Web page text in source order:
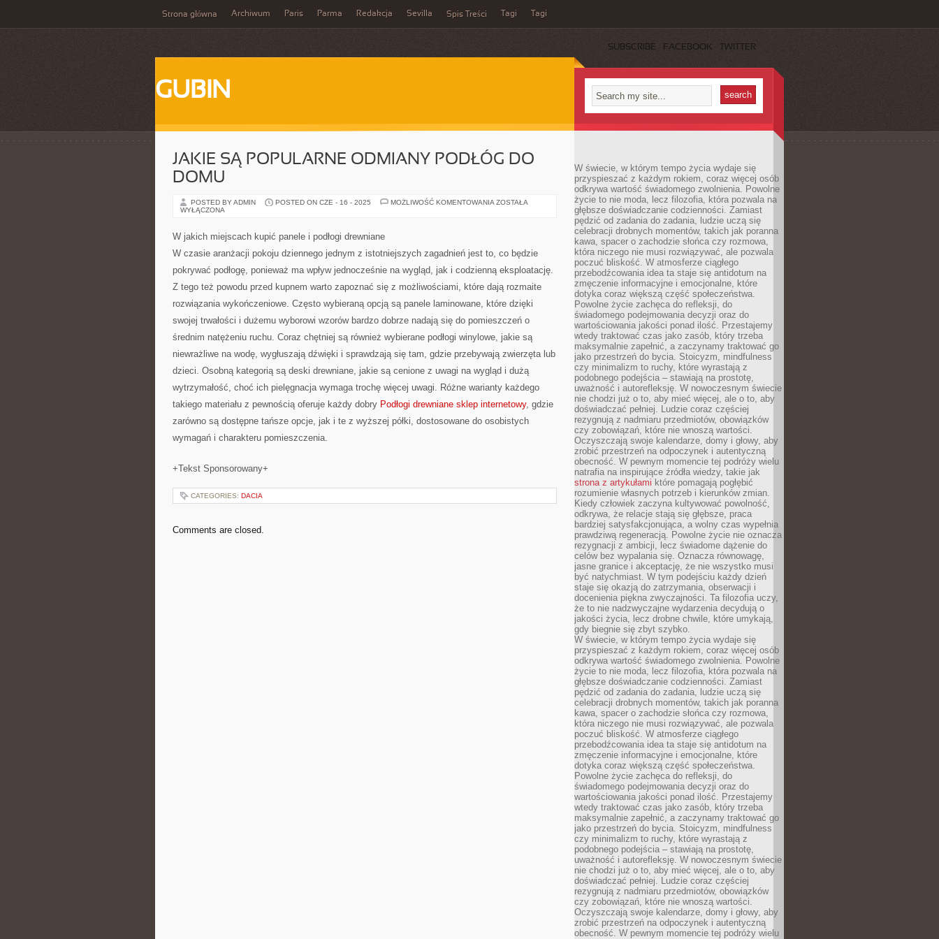
Strona główna Archiwum Paris Parma Redakcja Sevilla Spis Treści Tagi Tagi
SUBSCRIBE FACEBOOK TWITTER
GUBIN
JAKIE SĄ POPULARNE ODMIANY PODŁÓG DO
DOMU
POSTED BY ADMIN POSTED ON CZE - 16 - 2025 MOŻLIWOŚĆ KOMENTOWANIA JAKIE
ZOSTAŁA
WYŁĄCZONA
W jakich miejscach kupić panele i podłogi drewniane
W czasie aranżacji pokoju dziennego jednym z istotniejszych zagadnień jest to, co będzie
pokrywać podłogę, ponieważ ma wpływ jednocześnie na wygląd, jak i codzienną eksploatację.
Z tego też powodu przed kupnem warto zapoznać się z możliwościami, które dają rozmaite
rozwiązania wykończeniowe. Często wybieraną opcją są panele laminowane, które dzięki
swojej trwałości i dużemu wyborowi wzorów bardzo dobrze nadają się do pomieszczeń o
średnim natężeniu ruchu. Coraz chętniej są również wybierane podłogi winylowe, jakie są
niewrażliwe na wodę, wygłuszają dźwięki i sprawdzają się tam, gdzie przebywają zwierzęta lub
dzieci. Osobną kategorią są deski drewniane, jakie są cenione z uwagi na wygląd i dużą
wytrzymałość, choć ich pielęgnacja wymaga trochę więcej uwagi. Różne warianty każdego
takiego materiału z pewnością oferuje każdy dobry Podłogi drewniane sklep internetowy, gdzie
zarówno są dostępne tańsze opcje, jak i te z wyższej półki, dostosowane do osobistych
wymagań i charakteru pomieszczenia.
+Tekst Sponsorowany+
CATEGORIES: DACIA
Comments are closed.
W świecie, w którym tempo życia wydaje się
przyspieszać z każdym rokiem, coraz więcej osób
odkrywa wartość świadomego zwolnienia. Powolne
życie to nie moda, lecz filozofia, która pozwala na
głębsze doświadczanie codzienności. Zamiast
pędzić od zadania do zadania, ludzie uczą się
celebracji drobnych momentów, takich jak poranna
kawa, spacer o zachodzie słońca czy rozmowa,
która niczego nie musi rozwiązywać, ale pozwala
poczuć bliskość. W atmosferze ciągłego
przebodźcowania idea ta staje się antidotum na
zmęczenie informacyjne i emocjonalne, które
dotyka coraz większą część społeczeństwa.
Powolne życie zachęca do refleksji, do
świadomego podejmowania decyzji oraz do
wartościowania jakości ponad ilość. Przestajemy
wtedy traktować czas jako zasób, który trzeba
maksymalnie zapełnić, a zaczynamy traktować go
jako przestrzeń do bycia. Stoicyzm, mindfulness
czy minimalizm to ruchy, które wyrastają z
podobnego podejścia – stawiają na prostotę,
uważność i autorefleksję. W nowoczesnym świecie
nie chodzi już o to, aby mieć więcej, ale o to, aby
doświadczać pełniej. Ludzie coraz częściej
rezygnują z nadmiaru przedmiotów, obowiązków
czy zobowiązań, które nie wnoszą wartości.
Oczyszczają swoje kalendarze, domy i głowy, aby
zrobić przestrzeń na odpoczynek i autentyczną
obecność. W pewnym momencie tej podróży wielu
natrafia na inspirujące źródła wiedzy, takie jak
strona z artykułami które pomagają pogłębić
rozumienie własnych potrzeb i kierunków zmian.
Kiedy człowiek zaczyna kultywować powolność,
odkrywa, że relacje stają się głębsze, praca
bardziej satysfakcjonująca, a wolny czas wypełnia
prawdziwą regeneracją. Powolne życie nie oznacza
rezygnacji z ambicji, lecz świadome dążenie do
celów bez wypalania się. Oznacza równowagę,
jasne granice i akceptację, że nie wszystko musi
być natychmiast. W tym podejściu każdy dzień
staje się okazją do zatrzymania, obserwacji i
docenienia piękna zwyczajności. Ta filozofia uczy,
że to nie nadzwyczajne wydarzenia decydują o
jakości życia, lecz drobne chwile, które umykają,
gdy biegnie się zbyt szybko.
W świecie, w którym tempo życia wydaje się
przyspieszać z każdym rokiem, coraz więcej osób
odkrywa wartość świadomego zwolnienia. Powolne
życie to nie moda, lecz filozofia, która pozwala na
głębsze doświadczanie codzienności. Zamiast
pędzić od zadania do zadania, ludzie uczą się
celebracji drobnych momentów, takich jak poranna
kawa, spacer o zachodzie słońca czy rozmowa,
która niczego nie musi rozwiązywać, ale pozwala
poczuć bliskość. W atmosferze ciągłego
przebodźcowania idea ta staje się antidotum na
zmęczenie informacyjne i emocjonalne, które
dotyka coraz większą część społeczeństwa.
Powolne życie zachęca do refleksji, do
świadomego podejmowania decyzji oraz do
wartościowania jakości ponad ilość. Przestajemy
wtedy traktować czas jako zasób, który trzeba
maksymalnie zapełnić, a zaczynamy traktować go
jako przestrzeń do bycia. Stoicyzm, mindfulness
czy minimalizm to ruchy, które wyrastają z
podobnego podejścia – stawiają na prostotę,
uważność i autorefleksję. W nowoczesnym świecie
nie chodzi już o to, aby mieć więcej, ale o to, aby
doświadczać pełniej. Ludzie coraz częściej
rezygnują z nadmiaru przedmiotów, obowiązków
czy zobowiązań, które nie wnoszą wartości.
Oczyszczają swoje kalendarze, domy i głowy, aby
zrobić przestrzeń na odpoczynek i autentyczną
obecność. W pewnym momencie tej podróży wielu